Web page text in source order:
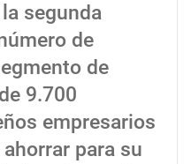
segunda
de
de
9.700
empresarios
para su